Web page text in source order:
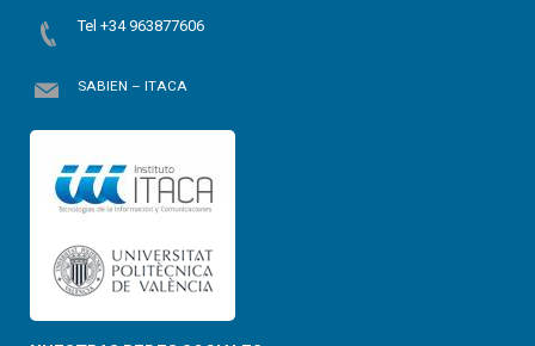
Tel +34 963877606
SABIEN – ITACA